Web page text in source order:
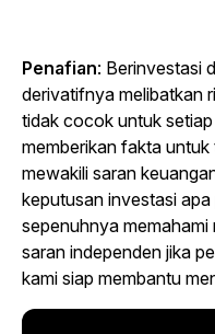
Penafian: Berinvestasi
derivatifnya melibatkan
tidak cocok untuk
memberikan fakta
mewakili saran
keputusan investasi
sepenuhnya
saran independen jika
kami siap membantu